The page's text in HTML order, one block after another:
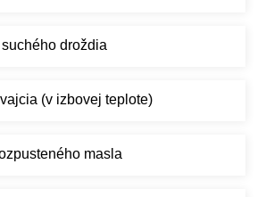
droždia
(v izbovej teplote)
masla